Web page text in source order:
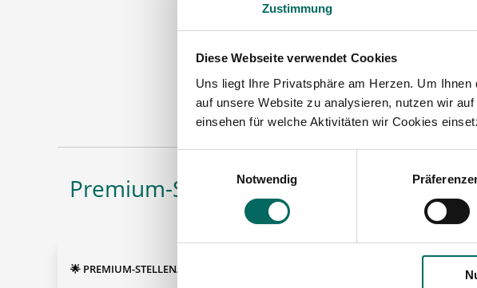
Zustimmung
Diese Webseite verwendet Cookies
Uns liegt Ihre Privatsphäre am Herzen. Um
auf unsere Website zu analysieren, nutzen wir
einsehen für welche Aktivitäten wir Cookies
Notwendig
PTA Berlin
Maschinenlesbare Version:
Premium-Stellenangebote in der
🌟 PREMIUM-STELLENANGEBOT 🌟 🌟 PREMIUM-